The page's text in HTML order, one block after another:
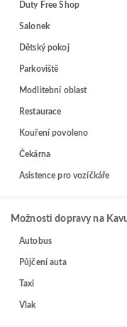
Duty Free Shop
Salonek
Dětský pokoj
Parkoviště
Modlitební oblast
Restaurace
Kouření povoleno
Čekárna
Asistence pro vozíčkáře
Možnosti dopravy na
Autobus
Půjčení auta
Taxi
Vlak